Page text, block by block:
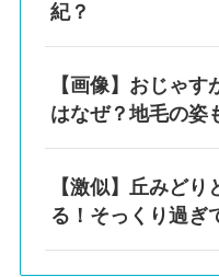
紀？
【画像】おじゃ
はなぜ？地毛の姿
【激似】丘みど
る！そっくり過ぎ